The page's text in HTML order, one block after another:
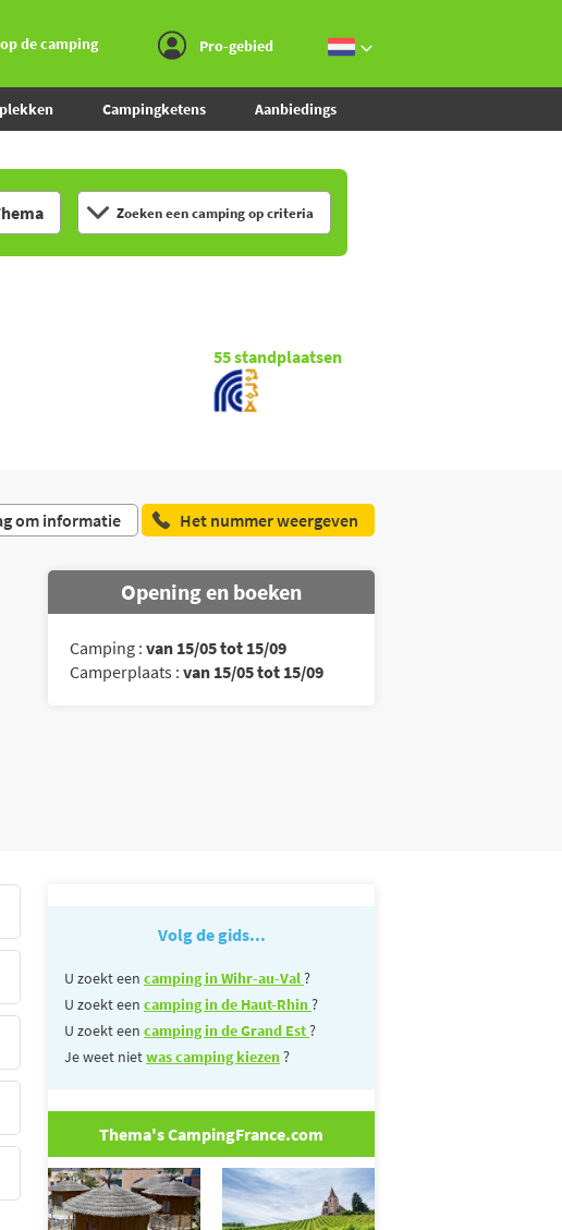
de camping Pro-gebied
Campingketens Aanbiedings
Zoeken een camping op criteria
55standplaatsen
om informatie Het nummer weergeven
Opening en boeken
Camping : van 15/05 tot 15/09
Camperplaats : van 15/05 tot 15/09
Volg de gids...
U zoekt een camping in Wihr-au-Val?
U zoekt een camping in de Haut-Rhin?
U zoekt een camping in de Grand Est?
Je weet nietwas camping kiezen?
Thema's CampingFrance.com